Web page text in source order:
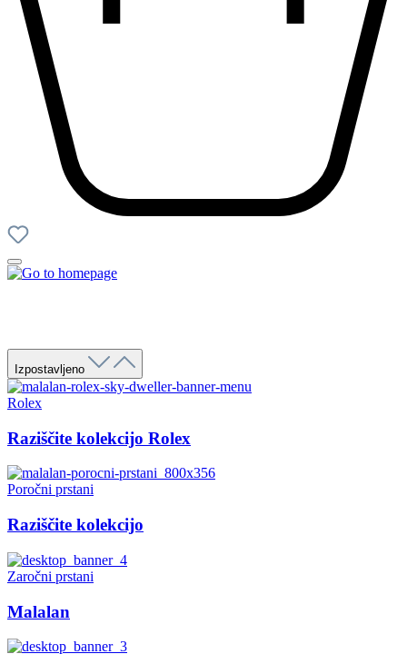
Izpostavljeno
Rolex
Raziščite kolekcijo Rolex
Poročni prstani
Raziščite kolekcijo
Zaročni prstani
Malalan